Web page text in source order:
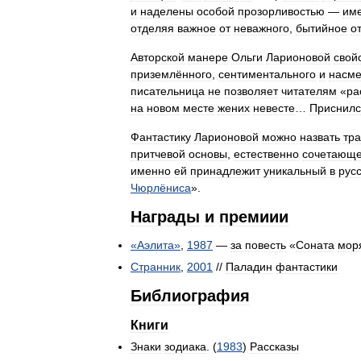
и наделены особой прозорливостью —
отделяя важное от неважного бытийное от
Авторской манере Ольги Ларионовой
приземлённого сентиментального и
писательница не позволяет читателям «
на новом месте жених невесте
Фантастику Ларионовой можно назвать
притчевой основы естественно
именно ей принадлежит уникальный в
Чюрлёниса».
Награды и премиии
«Аэлита» 1987 — за повесть «Соната
Странник 2001 // Паладин фантастики
Библиография
Книги
Знаки зодиака . (1983) Рассказы